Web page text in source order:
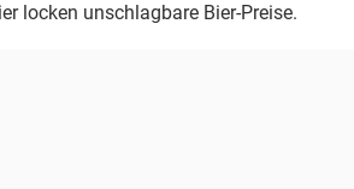
locken unschlagbare Bier-Preise.